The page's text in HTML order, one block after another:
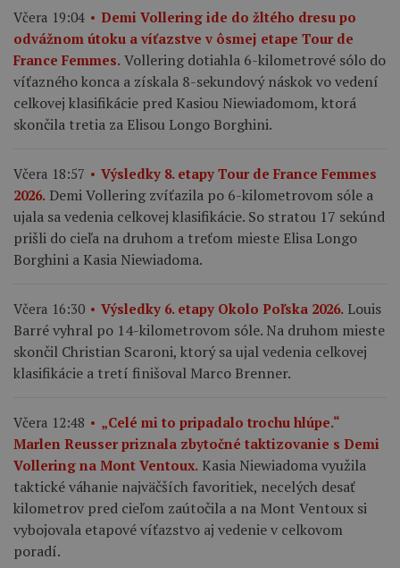
Včera 19:04
Demi Vollering ide do žltého dresu po
odvážnom útoku a víťazstve v ôsmej etape Tour de
France Femmes. Vollering dotiahla 6-kilometrové sólo do
víťazného konca a získala 8-sekundový náskok vo vedení
celkovej klasifikácie pred Kasiou Niewiadomom, ktorá
skončila tretia za Elisou Longo Borghini.
Včera 18:57
Výsledky 8. etapy Tour de France Femmes
2026. Demi Vollering zvíťazila po 6-kilometrovom sóle a
ujala sa vedenia celkovej klasifikácie. So stratou 17 sekúnd
prišli do cieľa na druhom a treťom mieste Elisa Longo
Borghini a Kasia Niewiadoma.
Včera 16:30 Výsledky 6. etapy Okolo Poľska 2026. Louis
Barré vyhral po 14-kilometrovom sóle. Na druhom mieste
skončil Christian Scaroni, ktorý sa ujal vedenia celkovej
klasifikácie a tretí finišoval Marco Brenner.
Včera 12:48
„Celé mi to pripadalo trochu hlúpe.“
Marlen Reusser priznala zbytočné taktizovanie s Demi
Vollering na Mont Ventoux. Kasia Niewiadoma využila
taktické váhanie najväčších favoritiek, necelých desať
kilometrov pred cieľom zaútočila a na Mont Ventoux si
vybojovala etapové víťazstvo aj vedenie v celkovom
poradí.